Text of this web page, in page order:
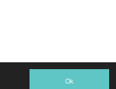
Ok
WEBX CMS